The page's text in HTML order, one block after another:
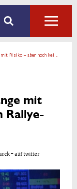
– aber noch kein Rallye-Ende?
mit
Rallye-
- auf twitter